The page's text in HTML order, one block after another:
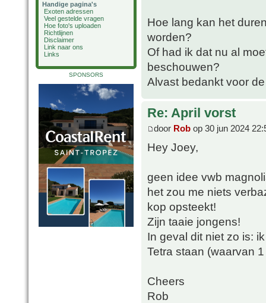
Handige pagina's
Exoten adressen
Veel gestelde vragen
Hoe foto's uploaden
Richtlijnen
Disclaimer
Link naar ons
Links
SPONSORS
Hoe lang kan het
worden?
Of had ik dat nu al
beschouwen?
Alvast bedankt voor
Re: April vorst
door Rob op 30 jun 2024
Hey Joey,
geen idee vwb
het zou me niets
kop opsteekt!
Zijn taaie jongens!
In geval dit niet zo is:
Tetra staan (waarvan
Cheers
Rob